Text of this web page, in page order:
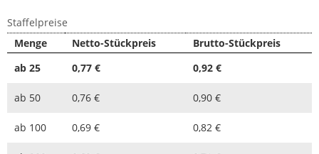
Staffelpreise
Menge
Netto-Stückpreis
Brutto-Stückpreis
ab 25 0,77 € 0,92 €
ab 50 0,76 € 0,90 €
ab 100 0,69 € 0,82 €